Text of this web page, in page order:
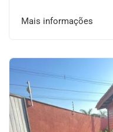
Mais informações